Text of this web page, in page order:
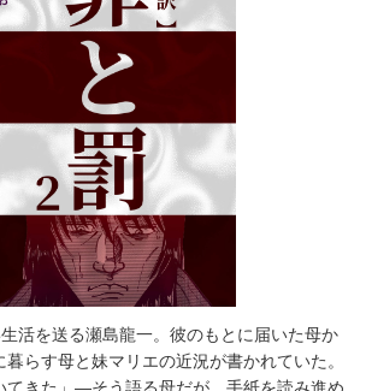
活を送る瀬島龍一。彼のもとに届いた母か
らす母と妹マリエの近況が書かれていた。